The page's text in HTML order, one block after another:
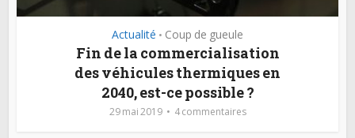
Actualité • Coup de gueule
Fin de la commercialisation
des véhicules thermiques en
2040, est-ce possible ?
29 mai 2019 4 commentaires